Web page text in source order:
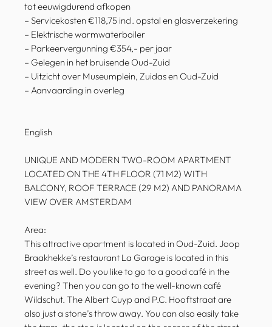
tot eeuwigdurend afkopen
– Servicekosten €118,75 incl. opstal en glasverzekering
– Elektrische warmwaterboiler
– Parkeervergunning €354,- per jaar
– Gelegen in het bruisende Oud-Zuid
– Uitzicht over Museumplein, Zuidas en Oud-Zuid
– Aanvaarding in overleg
English
UNIQUE AND MODERN TWO-ROOM APARTMENT
LOCATED ON THE 4TH FLOOR (71 M2) WITH
BALCONY, ROOF TERRACE (29 M2) AND PANORAMA
VIEW OVER AMSTERDAM
Area:
This attractive apartment is located in Oud-Zuid. Joop
Braakhekke’s restaurant La Garage is located in this
street as well. Do you like to go to a good café in the
evening? Then you can go to the well-known café
Wildschut. The Albert Cuyp and P.C. Hooftstraat are
also just a stone’s throw away. You can also easily take